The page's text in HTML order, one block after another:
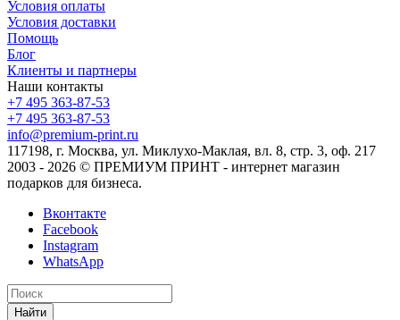
Условия оплаты
Условия доставки
Помощь
Блог
Клиенты и партнеры
Наши контакты
+7 495 363-87-53
+7 495 363-87-53
info@premium-print.ru
117198, г. Москва, ул. Миклухо-Маклая, вл. 8, стр. 3, оф. 217
2003 - 2026 © ПРЕМИУМ ПРИНТ - интернет магазин
подарков для бизнеса.
Вконтакте
Facebook
Instagram
WhatsApp
Найти